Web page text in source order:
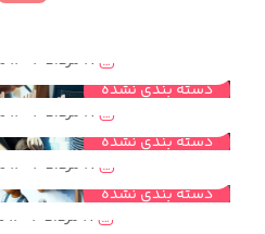
دسته بندی نشده
17 مرداد 1404 ساعت 12:53
دسته بندی نشده
17 مرداد 1404 ساعت 12:50
دسته بندی نشده
17 مرداد 1404 ساعت 12:47
17 مرداد 1404 ساعت 12:42